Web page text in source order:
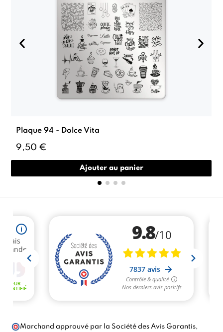
Plaque 94 - Dolce Vita
9,50 €
Ajouter au panier
Marchand approuvé par la Société des Avis Garantis,